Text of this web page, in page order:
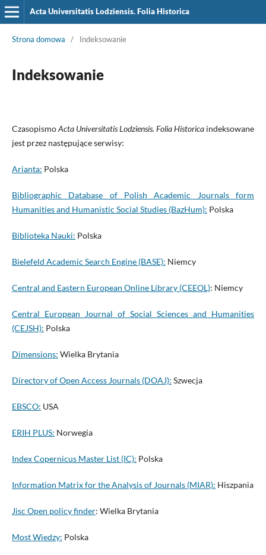
Acta Universitatis Lodziensis. Folia Historica
Strona domowa / Indeksowanie
Indeksowanie
CzasopismoActa Universitatis Lodziensis. Folia Historica indeksowane
jest przez następujące serwisy:
Arianta: Polska
Bibliographic Database of Polish Academic Journals form
Humanities and Humanistic Social Studies (BazHum): Polska
Biblioteka Nauki: Polska
Bielefeld Academic Search Engine (BASE): Niemcy
Central and Eastern European Online Library (CEEOL): Niemcy
Central European Journal of Social Sciences and Humanities
(CEJSH): Polska
Dimensions: Wielka Brytania
Directory of Open Access Journals (DOAJ): Szwecja
EBSCO: USA
ERIH PLUS: Norwegia
Index Copernicus Master List (IC): Polska
Information Matrix for the Analysis of Journals (MIAR): Hiszpania
Jisc Open policy finder: Wielka Brytania
Most Wiedzy: Polska